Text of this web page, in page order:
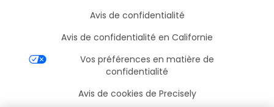
Avis de confidentialité
Avis de confidentialité en Californie
Vos préférences en matière de
confidentialité
Avis de cookies de Precisely